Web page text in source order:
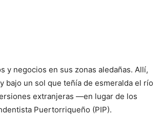
y negocios en sus zonas aledañas. Allí,
bajo un sol que teñía de esmeralda el río
extranjeras —en lugar de los
Puertorriqueño (PIP).